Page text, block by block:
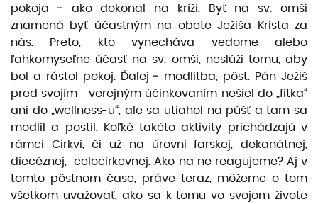
pokoja ‒ ako dokonal na kríži. Byť na sv. omši
znamená byť účastným na obete Ježiša Krista za
nás. Preto, kto vynecháva vedome alebo
ľahkomyseľne účasť na sv. omši, neslúži tomu, aby
bol a rástol pokoj. Ďalej ‒ modlitba, pôst. Pán Ježiš
pred svojím verejným účinkovaním nešiel do „fitka“
ani do „wellness-u“, ale sa utiahol na púšť a tam sa
modlil a postil. Koľké takéto aktivity prichádzajú v
rámci Cirkvi, či už na úrovni farskej, dekanátnej,
diecéznej, celocirkevnej. Ako na ne reagujeme? Aj v
tomto pôstnom čase, práve teraz, môžeme o tom
všetkom uvažovať, ako sa k tomu vo svojom živote